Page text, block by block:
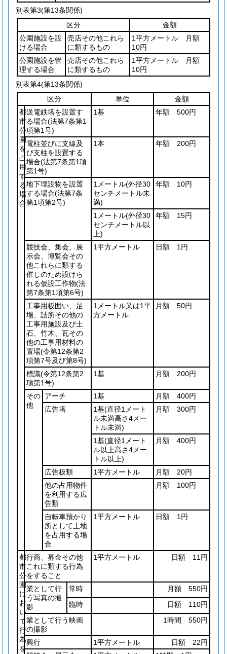
別表第3(第13条関係)
区分
金額
公園施設を設
ける場合
売店その他これら
に類するもの
1平方メートル 月額
10円
公園施設を管
理する場合
売店その他これら
に類するもの
1平方メートル 月額
10円
別表第4(第13条関係)
区分
単位
金額
都
市
公
園
を
占
用
す
る
場
合
送電鉄塔を設置す
る場合(法第7条第1
項第1号)
1基 年額 500円
電柱並びに支線及
び支柱を設置する
場合(法第7条第1項
第1号)
1本 年額 200円
地下埋設物を設置
する場合(法第7条
第1項第2号)
1メートル(外径30
センチメートル未
満)
年額 10円
1メートル(外径30
センチメートル以
上)
年額 15円
競技会、集会、展
示会、博覧会その
他これらに類する
催しのため設けら
れる仮設工作物(法
第7条第1項第6号)
1平方メートル 日額 1円
工事用板囲い、足
場、詰所その他の
工事用施設及び土
石、竹木、瓦その
他の工事用材料の
置場(令第12条第2
項第7号及び第8号)
1メートル又は1平
方メートル
月額 50円
標識(令第12条第2
項第1号)
1基 月額 200円
その
他
アーチ 1基
月額 400円
広告塔
1基(直径1メート
ル未満高さ4メー
トル未満)
月額 300円
1基(直径1メート
ル以上高さ4メー
トル以上)
月額 400円
広告板類 1平方メートル
月額 20円
他の占用物件
を利用する広
告類
月額 100円
自転車預かり
所として土地
を占用する場
合
1平方メートル 日額 1円
都
市
公
園
に
お
い
て
行
為
を
行商、募金その他
これに類する行為
をすること
1平方メートル 日額 11円
業として行
う写真の撮
影
常時
月額 550円
臨時
日額 110円
業として行う映画
の撮影
1時間 550円
興行 1平方メートル
日額 22円